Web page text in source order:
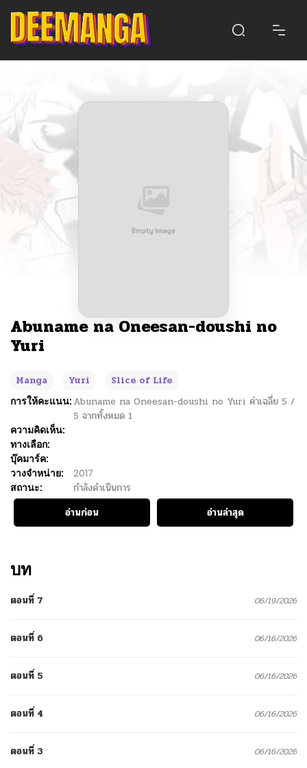
Abuname na Oneesan-doushi no
Yuri
Manga Yuri
Slice of Life
การให้คะแนน: Abuname na Oneesan-doushi no Yuri ค่าเฉลี่ย 5 /
5 จากทั้งหมด 1
ความคิดเห็น:
ทางเลือก:
บุ๊คมาร์ค:
วางจำหน่าย:
2017
สถานะ:
กำลังดำเนินการ
อ่านก่อน
อ่านล่าสุด
บท
ตอนที่ 7 06/19/2026
ตอนที่ 6 06/16/2026
ตอนที่ 5 06/16/2026
ตอนที่ 4 06/16/2026
ตอนที่ 3 06/16/2026